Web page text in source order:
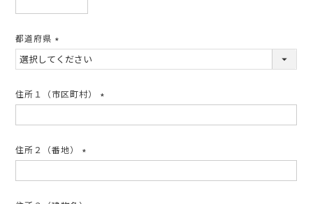
須)
都道府県
(必
須)
住所１（市区町村）
須)
住所２（番地）
須)